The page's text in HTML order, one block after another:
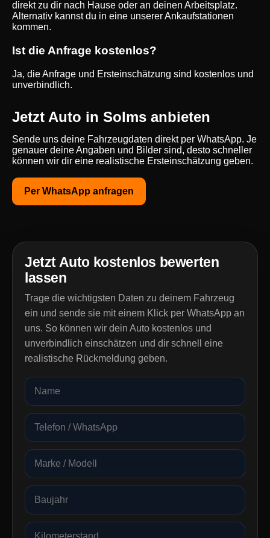
direkt zu dir nach Hause oder an deinen Arbeitsplatz.
Alternativ kannst du in eine unserer Ankaufstationen
kommen.
Ist die Anfrage kostenlos?
Ja, die Anfrage und Ersteinschätzung sind kostenlos und
unverbindlich.
Jetzt Auto in Solms anbieten
Sende uns deine Fahrzeugdaten direkt per WhatsApp. Je
genauer deine Angaben und Bilder sind, desto schneller
können wir dir eine realistische Ersteinschätzung geben.
Per WhatsApp anfragen
Jetzt Auto kostenlos bewerten
lassen
Trage die wichtigsten Daten zu deinem Fahrzeug
ein und sende sie mit einem Klick per WhatsApp an
uns. So können wir dein Auto kostenlos und
unverbindlich einschätzen und dir schnell eine
realistische Rückmeldung geben.